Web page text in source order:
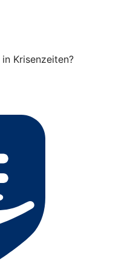
Krisenzeiten?